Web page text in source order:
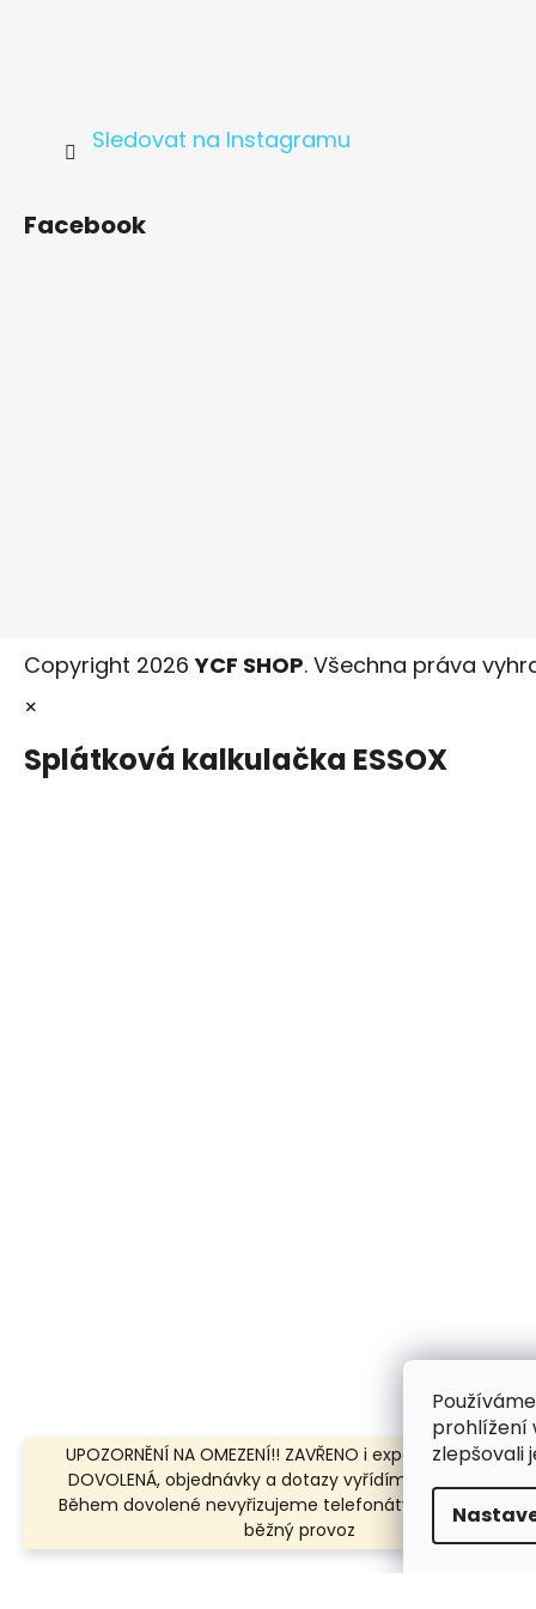
prohlížení
zlepšovali
UPOZORNĚNÍ NA OMEZENÍ!! ZAVŘENO i expedice | 31.7.-8.8.
DOVOLENÁ, objednávky a dotazy vyřídíme po dovolené.
Během dovolené nevyřizujeme telefonáty!!! | Ostatní dny
běžný provoz
Sledovat na Instagramu
Facebook
Copyright 2026YCF SHOP. Všechna práva
×
Splátková kalkulačka ESSOX